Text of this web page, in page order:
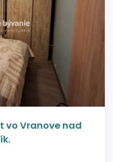
vo Vranove nad